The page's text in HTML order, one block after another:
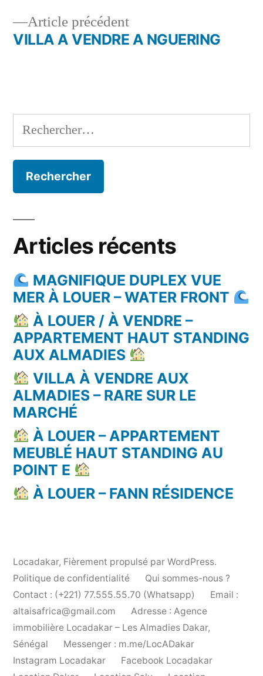
l’article
Article précédentArticle
précédent :
VILLA A VENDRE A NGUERING
Rechercher :
Articles récents
MAGNIFIQUE DUPLEX VUE
MER À LOUER – WATER FRONT
À LOUER / À VENDRE –
APPARTEMENT HAUT STANDING
AUX ALMADIES
VILLA À VENDRE AUX
ALMADIES – RARE SUR LE
MARCHÉ
À LOUER – APPARTEMENT
MEUBLÉ HAUT STANDING AU
POINT E
À LOUER – FANN RÉSIDENCE
Locadakar, Fièrement propulsé par WordPress.
Politique de confidentialité
Qui sommes-nous ?
Contact : (+221) 77.555.55.70 (Whatsapp)
Email :
altaisafrica@gmail.com
Adresse : Agence
immobilière Locadakar – Les Almadies Dakar,
Sénégal
Messenger : m.me/LocADakar
Instagram Locadakar
Facebook Locadakar